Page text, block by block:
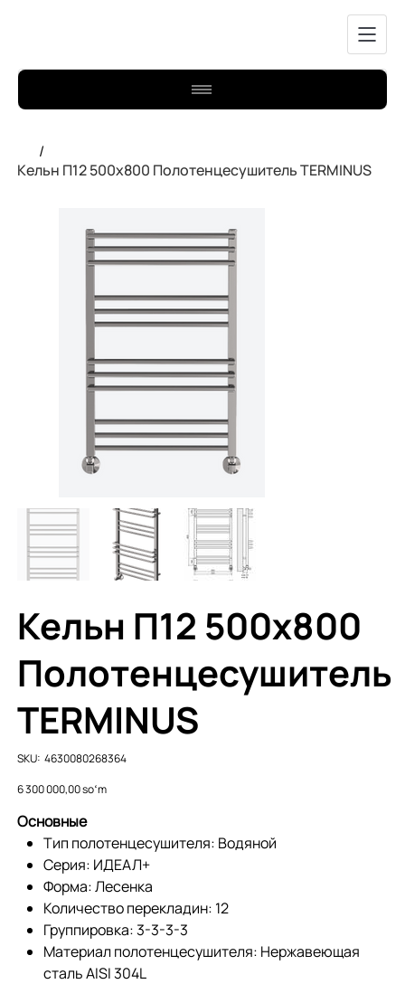
/
Кельн П12 500х800 Полотенцесушитель TERMINUS
Кельн П12 500х800
Полотенцесушитель
TERMINUS
SKU:
SKU
4630080268364
4630080268364
Price
6 300 000,00 soʻm
Основные
Тип полотенцесушителя: Водяной
Серия: ИДЕАЛ+
Форма: Лесенка
Количество перекладин: 12
Группировка: 3-3-3-3
Материал полотенцесушителя: Нержавеющая
сталь AISI 304L